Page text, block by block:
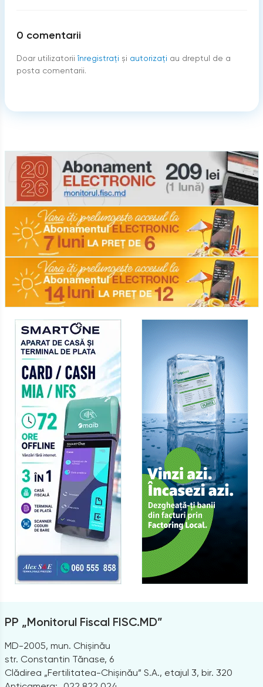
0 comentarii
Doar utilizatorii înregistraţi şi autorizați au dreptul de a
posta comentarii.
PP „Monitorul Fiscal FISC.MD”
MD-2005, mun. Chișinău
str. Constantin Tănase, 6
Clădirea „Fertilitatea-Chișinău” S.A., etajul 3, bir. 320